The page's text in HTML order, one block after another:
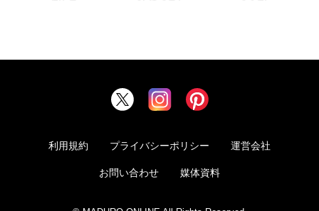
利用規約 プライバシーポリシー 運営会社
お問い合わせ 媒体資料